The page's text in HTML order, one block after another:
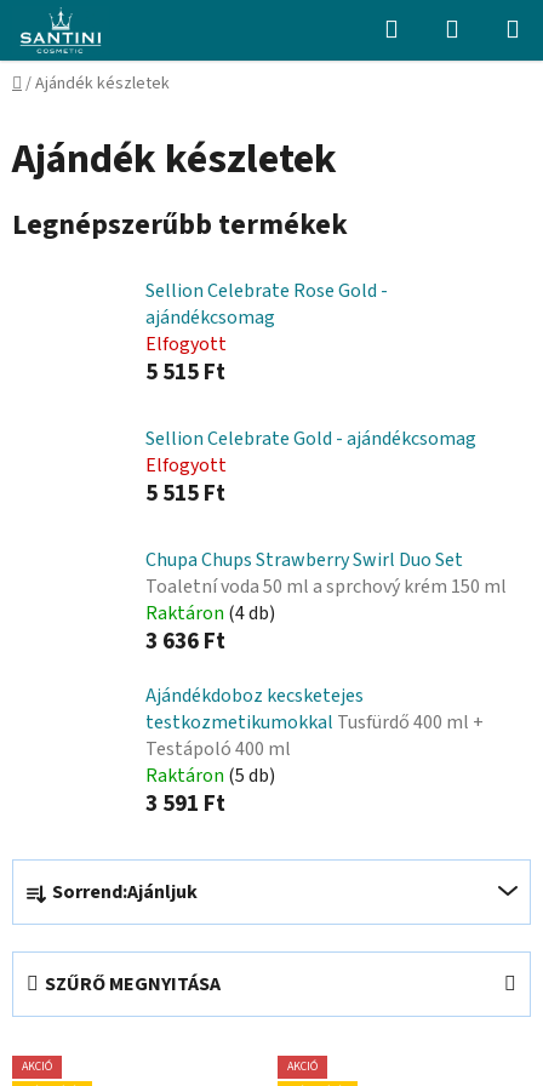
fő
tartalomhoz
Keresés KOSÁR
Kezdőlap
/Ajándék készletek
Ajándék készletek
Legnépszerűbb termékek
Sellion Celebrate Rose Gold -
ajándékcsomag
Elfogyott
5 515 Ft
Sellion Celebrate Gold - ajándékcsomag
Elfogyott
5 515 Ft
Chupa Chups Strawberry Swirl Duo Set
Toaletní voda 50 ml a sprchový krém 150 ml
Raktáron (4 db)
3 636 Ft
Ajándékdoboz kecsketejes
testkozmetikumokkal Tusfürdő 400 ml +
Testápoló 400 ml
Raktáron (5 db)
3 591 Ft
T
r
m
k
e
Sorrend:Ajánljuk
SZŰRŐ MEGNYITÁSA
TAKCIÓ
AKCIÓ